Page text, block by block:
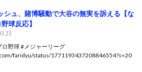
シュ、賭博騒動で大谷の無実を訴える【な
球反応】
ロ野球 #メジャーリーグ
faridyu/status/1771193437208846554?s=20